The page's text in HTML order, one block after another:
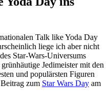
Talk like Yoda Day
liege ich aber nicht
Star-Wars-Universums
Jedimeister mit den
und populärsten Figuren
zum Star Wars Day am